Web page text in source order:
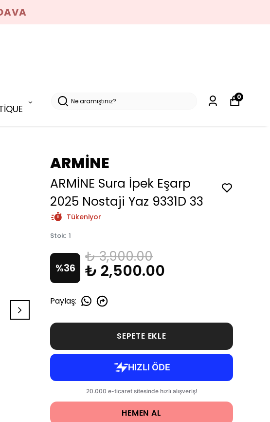
0
ARMİNE
ARMİNE Sura İpek Eşarp
2025 Nostaji Yaz 9331D 33
Tükeniyor
Stok: 1
%36
₺ 3,900.00
₺ 2,500.00
Paylaş:
SEPETE EKLE
HEMEN AL